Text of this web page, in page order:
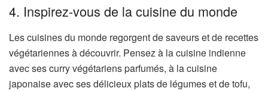
4. Inspirez-vous de la cuisine du monde
Les cuisines du monde regorgent de saveurs et de recettes
végétariennes à découvrir. Pensez à la cuisine indienne
avec ses curry végétariens parfumés, à la cuisine
japonaise avec ses délicieux plats de légumes et de tofu,